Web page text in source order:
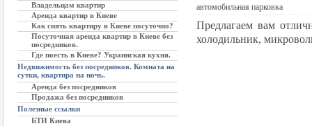
Владельцам квартир
Аренда квартир в Киеве
Как снять квартиру в Киеве посуточно?
Посуточная аренда квартир в Киеве без
посредников.
Где поесть в Киеве? Украинская кухня.
Недвижимость без посредников. Комната на
сутки, квартира на ночь.
Аренда без посредников
Продажа без посредников
Полезные ссылки
БТИ Киева
автомобильная парковка
Предлагаем вам
холодильник,